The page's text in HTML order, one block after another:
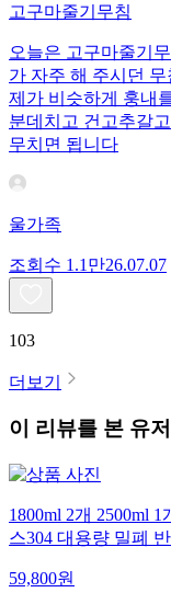
고구마줄기무침
오늘은 고구마줄기
가 자주 해 주시던
제가 비슷하게 훙내
분데치고 건고추갈
무치면 됩니다
울가족
조회수 1.1만26.07.07
103
더보기
이 리뷰를 본 유
1800ml 2개 2500ml
스304 대용량 밀폐
59,800원